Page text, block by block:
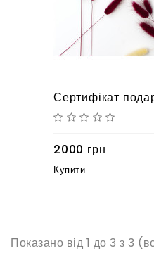
Сертифікат
2000 грн
Купити
Показано від 1 до 3 з 3